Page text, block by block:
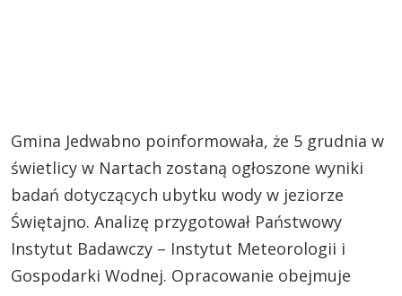
Gmina Jedwabno poinformowała, że 5 grudnia w
świetlicy w Nartach zostaną ogłoszone wyniki
badań dotyczących ubytku wody w jeziorze
Świętajno. Analizę przygotował Państwowy
Instytut Badawczy – Instytut Meteorologii i
Gospodarki Wodnej. Opracowanie obejmuje